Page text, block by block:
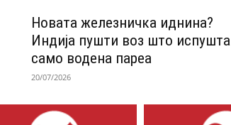
Новата железничка иднина?
Индија пушти воз што испушта
само водена пареа
20/07/2026